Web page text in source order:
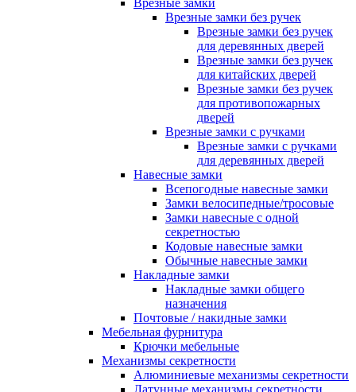
Врезные замки
Врезные замки без ручек
Врезные замки без ручек
для деревянных дверей
Врезные замки без ручек
для китайских дверей
Врезные замки без ручек
для противопожарных
дверей
Врезные замки с ручками
Врезные замки с ручками
для деревянных дверей
Навесные замки
Всепогодные навесные замки
Замки велосипедные/тросовые
Замки навесные с одной
секретностью
Кодовые навесные замки
Обычные навесные замки
Накладные замки
Накладные замки общего
назначения
Почтовые / накидные замки
Мебельная фурнитура
Крючки мебельные
Механизмы секретности
Алюминиевые механизмы секретности